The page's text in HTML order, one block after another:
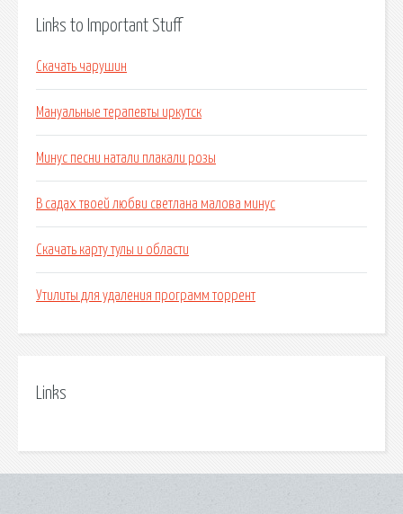
Links to Important Stuff
Скачать чарушин
Мануальные терапевты иркутск
Минус песни натали плакали розы
В садах твоей любви светлана малова минус
Скачать карту тулы и области
Утилиты для удаления программ торрент
Links